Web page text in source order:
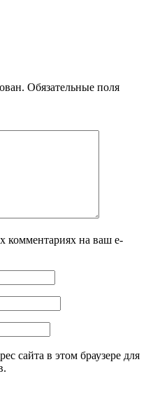
Обязательные поля
комментариях на ваш e-
сайта в этом браузере для